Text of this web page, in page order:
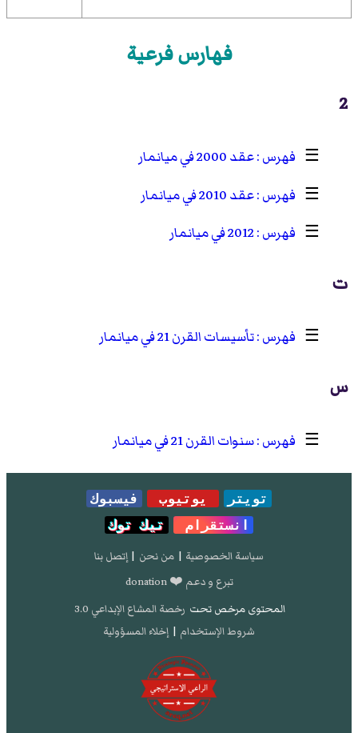
فهارس فرعية
2
☰
عقد 2000 في ميانمار
☰
عقد 2010 في ميانمار
☰
2012 في ميانمار
ت
☰ تأسيسات القرن 21 في ميانمار
س
☰ سنوات القرن 21 في ميانمار
تويتر يوتيوب
فيسبوك
انستقرام
تيك توك
سياسة الخصوصية | من نحن | إتصل بنا
تبرع و دعم ❤️ donation
المحتوى مرخص تحت رخصة المشاع الإبداعي 3.0
شروط الإستخدام | إخلاء المسؤولية